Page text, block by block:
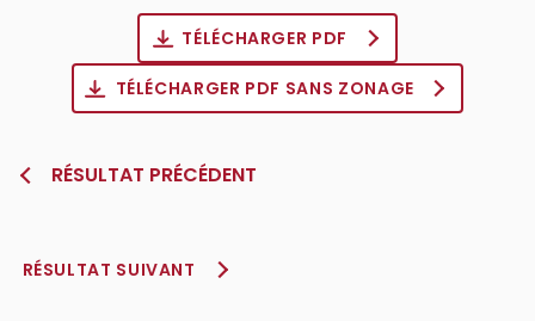
TÉLÉCHARGER PDF
TÉLÉCHARGER PDF SANS ZONAGE
RÉSULTAT PRÉCÉDENT
RÉSULTAT SUIVANT